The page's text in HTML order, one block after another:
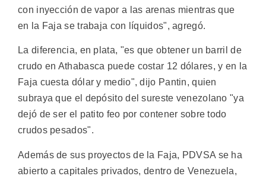
con inyección de vapor a las arenas mientras que
en la Faja se trabaja con líquidos", agregó.
La diferencia, en plata, "es que obtener un barril de
crudo en Athabasca puede costar 12 dólares, y en la
Faja cuesta dólar y medio", dijo Pantin, quien
subraya que el depósito del sureste venezolano "ya
dejó de ser el patito feo por contener sobre todo
crudos pesados".
Además de sus proyectos de la Faja, PDVSA se ha
abierto a capitales privados, dentro de Venezuela,